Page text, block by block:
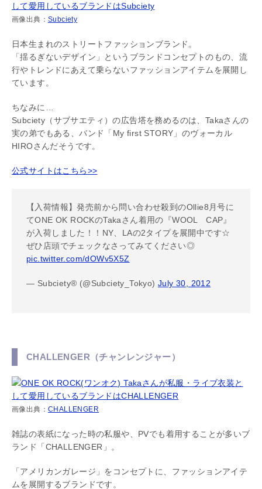
画像出典： Subciety
日本生まれのストリートファッションブランド。
「揺るぎないデザイン」というブランドコンセプトのもの、流
行やトレンドにあえて乗らないファッションアイテムを展開し
ています。
ちなみに…
Subciety（サブサエティ）の広告塔を務めるのは、Takaさんの
実の弟でもある、バンド「My first STORY」のヴォーカル
HIROさんだそうです。
公式サイトはこちら>>
【入荷情報】発売前から問い合わせ殺到のOllie8月号に
てONE OK ROCKのTakaさん着用の『WOOL CAP』
が入荷しました！！NY、LAの2タイプを展開中です☆
ぜひ店頭でチェックなさってみてください◎
pic.twitter.com/dOWv5X5Z
— Subciety® (@Subciety_Tokyo) July 30, 2012
CHALLENGER（チャンレンジャー）
画像出典： CHALLENGER
雑誌の表紙になった時の私服や、PVでも着用することが多いブ
ランド「CHALLENGER」。
「アメリカンガレージ」をコンセプトに、ファッションアイテ
ムを展開するブランドです。